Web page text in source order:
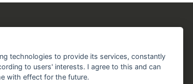
FacebookInstagramYouTubeTikTok
Zustellung durch:
technologies to provide its services, constantly
to users' interests. I agree to this and can
with effect for the future.